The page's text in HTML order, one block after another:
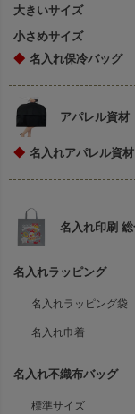
大きいサイズ
小さめサイズ
◆ 名入れ保冷バッグ
アパレル資材
◆ 名入れアパレル資材
名入れ印刷
名入れラッピング
名入れラッピング袋
名入れ巾着
名入れ不織布バッグ
標準サイズ